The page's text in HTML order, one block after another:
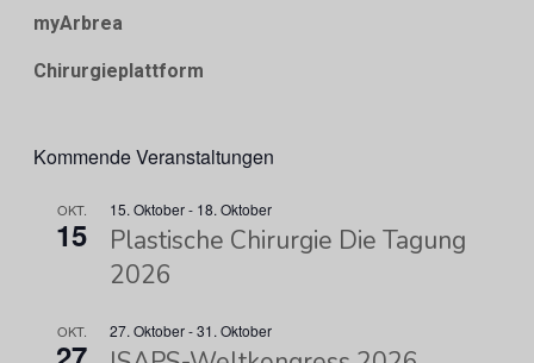
myArbrea
Chirurgieplattform
Kommende Veranstaltungen
OKT.
15
15. Oktober- 18. Oktober
Plastische Chirurgie Die Tagung
2026
OKT. 27. Oktober-31. Oktober